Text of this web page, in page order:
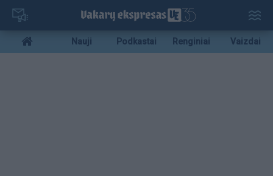
Pereiti
pagrindinį
turinį
Mobile
menu
Nauji Podkastai Renginiai Vaizdai